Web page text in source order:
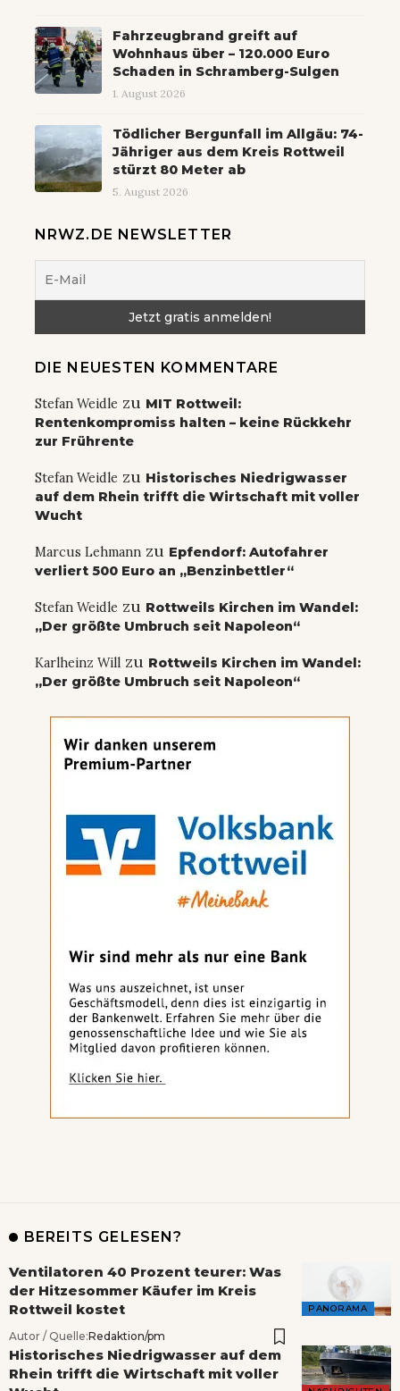
Fahrzeugbrand greift auf
Wohnhaus über – 120.000 Euro
Schaden in Schramberg-Sulgen
1. August 2026
Tödlicher Bergunfall im Allgäu: 74-
Jähriger aus dem Kreis Rottweil
stürzt 80 Meter ab
5. August 2026
NRWZ.DE NEWSLETTER
DIE NEUESTEN KOMMENTARE
Stefan Weidle zu MIT Rottweil:
Rentenkompromiss halten – keine Rückkehr
zur Frührente
Stefan Weidle zu Historisches Niedrigwasser
auf dem Rhein trifft die Wirtschaft mit voller
Wucht
Marcus Lehmann zu Epfendorf: Autofahrer
verliert 500 Euro an „Benzinbettler“
Stefan Weidle zu Rottweils Kirchen im Wandel:
„Der größte Umbruch seit Napoleon“
Karlheinz Will zu Rottweils Kirchen im Wandel:
„Der größte Umbruch seit Napoleon“
BEREITS GELESEN?
PANORAMA
Ventilatoren 40 Prozent teurer: Was
der Hitzesommer Käufer im Kreis
Rottweil kostet
Autor / Quelle:Redaktion/pm
Historisches Niedrigwasser auf dem
Rhein trifft die Wirtschaft mit voller